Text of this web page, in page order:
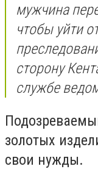
мужчина
чтобы уйти
сторону
службе
золотых
свои нужды.